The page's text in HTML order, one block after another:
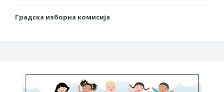
Градска изборна комисија